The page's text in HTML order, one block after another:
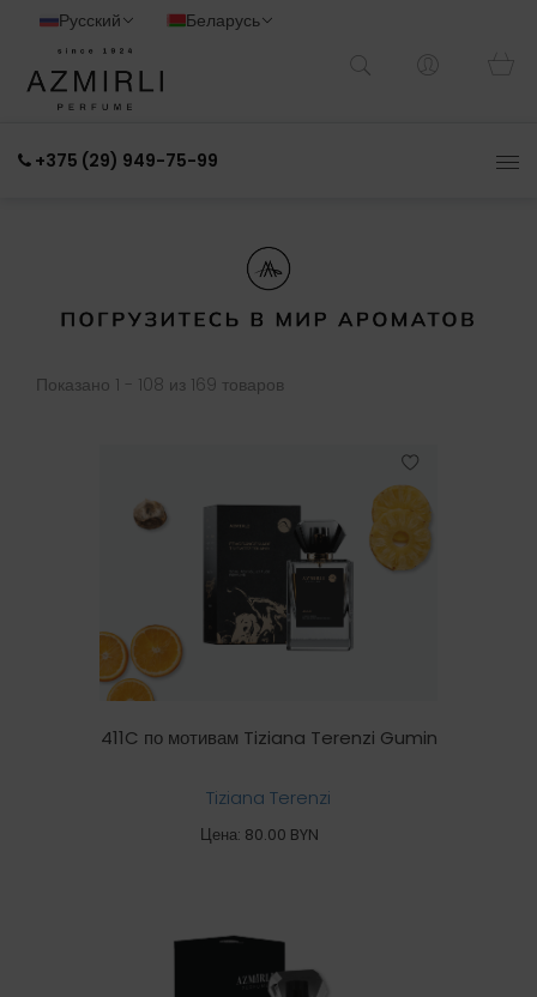
Русский Беларусь
+375 (29) 949-75-99
Показано 1 - 108 из 169 товаров
411C по мотивам Tiziana Terenzi Gumin
Tiziana Terenzi
Цена: 80.00 BYN